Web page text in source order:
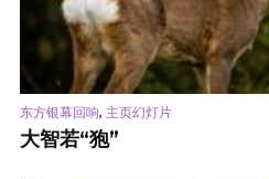
东方银幕回响, 主页幻灯片
大智若“狍”